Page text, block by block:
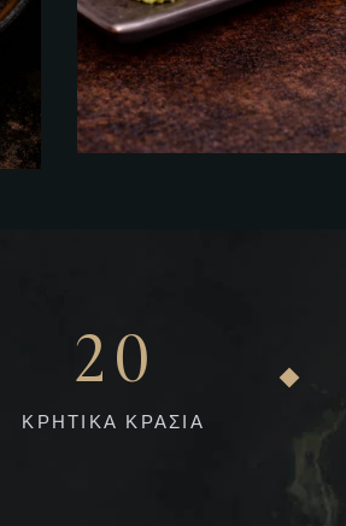
20
ΚΡΗΤΙΚΑ ΚΡΑΣΙΑ